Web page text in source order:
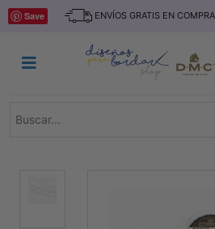
Saltar
ENVÍOS GRATIS EN
INICIO
TEJIDO
Save